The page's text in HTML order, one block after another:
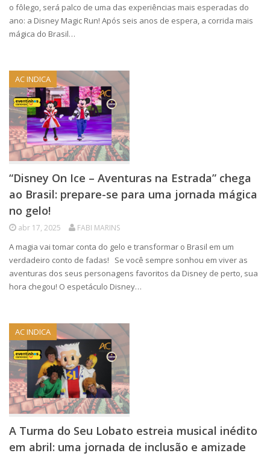
o fôlego, será palco de uma das experiências mais esperadas do
ano: a Disney Magic Run! Após seis anos de espera, a corrida mais
mágica do Brasil…
AC INDICA
“Disney On Ice – Aventuras na Estrada” chega
ao Brasil: prepare-se para uma jornada mágica
no gelo!
abr 17, 2025 FABI MARINS
A magia vai tomar conta do gelo e transformar o Brasil em um
verdadeiro conto de fadas! Se você sempre sonhou em viver as
aventuras dos seus personagens favoritos da Disney de perto, sua
hora chegou! O espetáculo Disney…
AC INDICA
A Turma do Seu Lobato estreia musical inédito
em abril: uma jornada de inclusão e amizade